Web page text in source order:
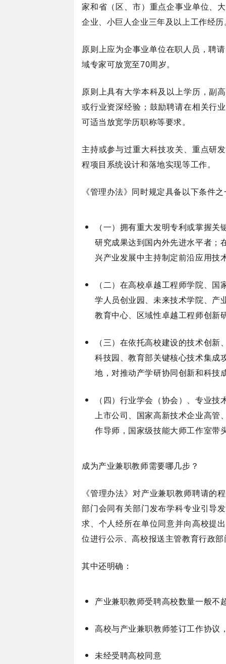
家和省（区、市）重点企事业单位、
企业、小巨人企业三年及以上工作经历
原则上应为企事业单位在职人员，聘
域专家可放宽至70周岁。
原则上具有大学本科及以上学历，副
或行业资深经验；鼓励聘请在相关行
可适当放宽学历职称等要求。
主持或参与过重大科技攻关、重点研
程项目系统设计和落地实现等工作。
《管理办法》同时规定具备以下条件
（一）拥有重大发明专利或掌握
研究成果达到国内外先进水平者；
兴产业发展中主持制定前沿应用技
（二）在高校卓越工程师学院、
学人员创业园、未来技术学院、产
教育中心、区域性卓越工程师创新
（三）在依托高校建设的技术创
科技园、教育部关键核心技术集成
地，对推动产学研协同创新和科技
（四）行业学会（协会）、专业
上市公司、国家高新技术企业高管
作导师，国家级技能大师工作室带
成为产业兼职教师需要哪几步？
《管理办法》对产业兼职教师聘请的
部门会同有关部门发布学科专业引导
求、个人经所在单位同意并向高校提
位进行公示、高校报送主管教育行政
其中还明确：
产业兼职教师受聘高校数量一般不
高校与产业兼职教师签订工作协议
未经受聘高校同意